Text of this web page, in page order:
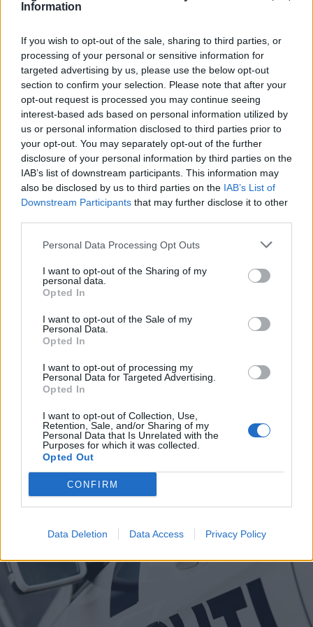
Information
If you wish to opt-out of the sale, sharing to third parties, or
processing of your personal or sensitive information for
targeted advertising by us, please use the below opt-out
section to confirm your selection. Please note that after your
opt-out request is processed you may continue seeing
interest-based ads based on personal information utilized by
us or personal information disclosed to third parties prior to
your opt-out. You may separately opt-out of the further
disclosure of your personal information by third parties on the
IAB’s list of downstream participants. This information may
also be disclosed by us to third parties on the IAB’s List of
Downstream Participants that may further disclose it to other
Personal Data Processing Opt Outs
I want to opt-out of the Sharing of my
personal data.
Opted In
I want to opt-out of the Sale of my
Personal Data.
Opted In
I want to opt-out of processing my
Personal Data for Targeted Advertising.
Opted In
I want to opt-out of Collection, Use,
Retention, Sale, and/or Sharing of my
Personal Data that Is Unrelated with the
Purposes for which it was collected.
Opted Out
CONFIRM
Data Deletion Data Access Privacy Policy
Events
Flere kendte besøger populært
strikkearrangement i Hjørring
Bettina Hvidberg
Følg os på Discover
06. august 2026 kl. 06.00
HJØRRING: Strikkepindene kommer til at gløde,
danner rammen om en dag fyldt med inspiration,
workshops og foredrag.
garn og masker.
Bag dagen står Soroptimist International Hjørring
og Garnhulen Hjørring, som ønsker at sætte fokus
til at styrke den mentale sundhed og skabe nye
relationer.
- Strik handler ikke kun om det færdige resultat.
For mange er det en måde at finde ro, møde
lyder tanken bag arrangementet.
Masser af inspiration
Dagen byder på besøg af flere kendte navne fra
strikkeuniverset.
Vis mere